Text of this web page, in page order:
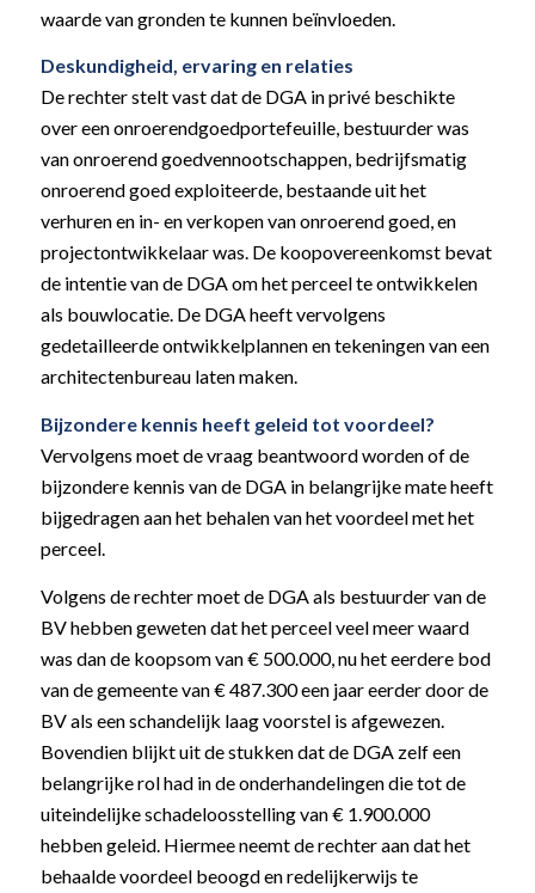
waarde van gronden te kunnen beïnvloeden.
Deskundigheid, ervaring en relaties
De rechter stelt vast dat de DGA in privé beschikte
over een onroerendgoedportefeuille, bestuurder was
van onroerend goedvennootschappen, bedrijfsmatig
onroerend goed exploiteerde, bestaande uit het
verhuren en in- en verkopen van onroerend goed, en
projectontwikkelaar was. De koopovereenkomst bevat
de intentie van de DGA om het perceel te ontwikkelen
als bouwlocatie. De DGA heeft vervolgens
gedetailleerde ontwikkelplannen en tekeningen van een
architectenbureau laten maken.
Bijzondere kennis heeft geleid tot voordeel?
Vervolgens moet de vraag beantwoord worden of de
bijzondere kennis van de DGA in belangrijke mate heeft
bijgedragen aan het behalen van het voordeel met het
perceel.
Volgens de rechter moet de DGA als bestuurder van de
BV hebben geweten dat het perceel veel meer waard
was dan de koopsom van € 500.000, nu het eerdere bod
van de gemeente van € 487.300 een jaar eerder door de
BV als een schandelijk laag voorstel is afgewezen.
Bovendien blijkt uit de stukken dat de DGA zelf een
belangrijke rol had in de onderhandelingen die tot de
uiteindelijke schadeloosstelling van € 1.900.000
hebben geleid. Hiermee neemt de rechter aan dat het
behaalde voordeel beoogd en redelijkerwijs te